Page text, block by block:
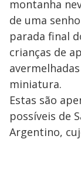
montanha
de uma
parada final
crianças de
miniatura.
Estas são
possíveis de
Argentino,